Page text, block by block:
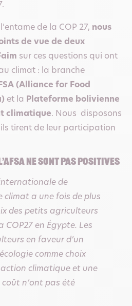
de la COP 27, nous
de vue de deux
sur ces questions qui ont
climat : la branche
(Alliance for Food
et la
Plateforme bolivienne
climatique. Nous disposons
tirent de leur participation
ne sont pas positives
de
climat a une fois de plus
des petits agriculteurs
COP27 en Égypte. Les
en faveur d’un
comme choix
climatique et une
n’ont pas été